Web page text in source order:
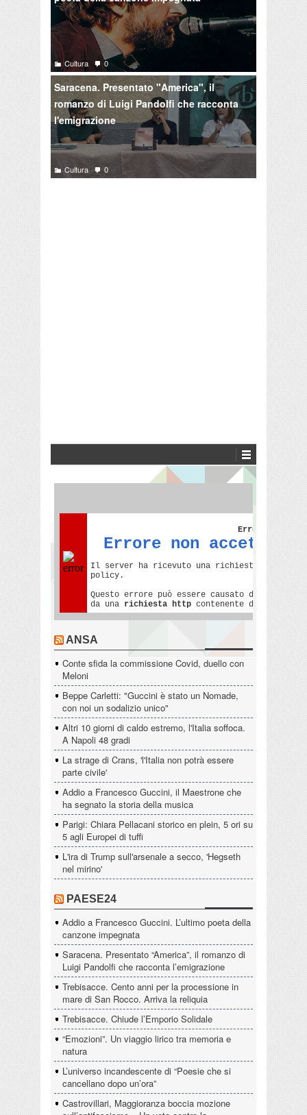
Cultura 0
Saracena. Presentato "America", il
romanzo di Luigi Pandolfi che racconta
l'emigrazione
Cultura 0
ANSA
Conte sfida la commissione Covid, duello con
Meloni
Beppe Carletti: "Guccini è stato un Nomade,
con noi un sodalizio unico"
Altri 10 giorni di caldo estremo, l'Italia soffoca.
A Napoli 48 gradi
La strage di Crans, 'l'Italia non potrà essere
parte civile'
Addio a Francesco Guccini, il Maestrone che
ha segnato la storia della musica
Parigi: Chiara Pellacani storico en plein, 5 ori su
5 agli Europei di tuffi
L'ira di Trump sull'arsenale a secco, 'Hegseth
nel mirino'
PAESE24
Addio a Francesco Guccini. L’ultimo poeta della
canzone impegnata
Saracena. Presentato “America”, il romanzo di
Luigi Pandolfi che racconta l’emigrazione
Trebisacce. Cento anni per la processione in
mare di San Rocco. Arriva la reliquia
Trebisacce. Chiude l’Emporio Solidale
“Emozioni”. Un viaggio lirico tra memoria e
natura
L’universo incandescente di “Poesie che si
cancellano dopo un’ora”
Castrovillari, Maggioranza boccia mozione